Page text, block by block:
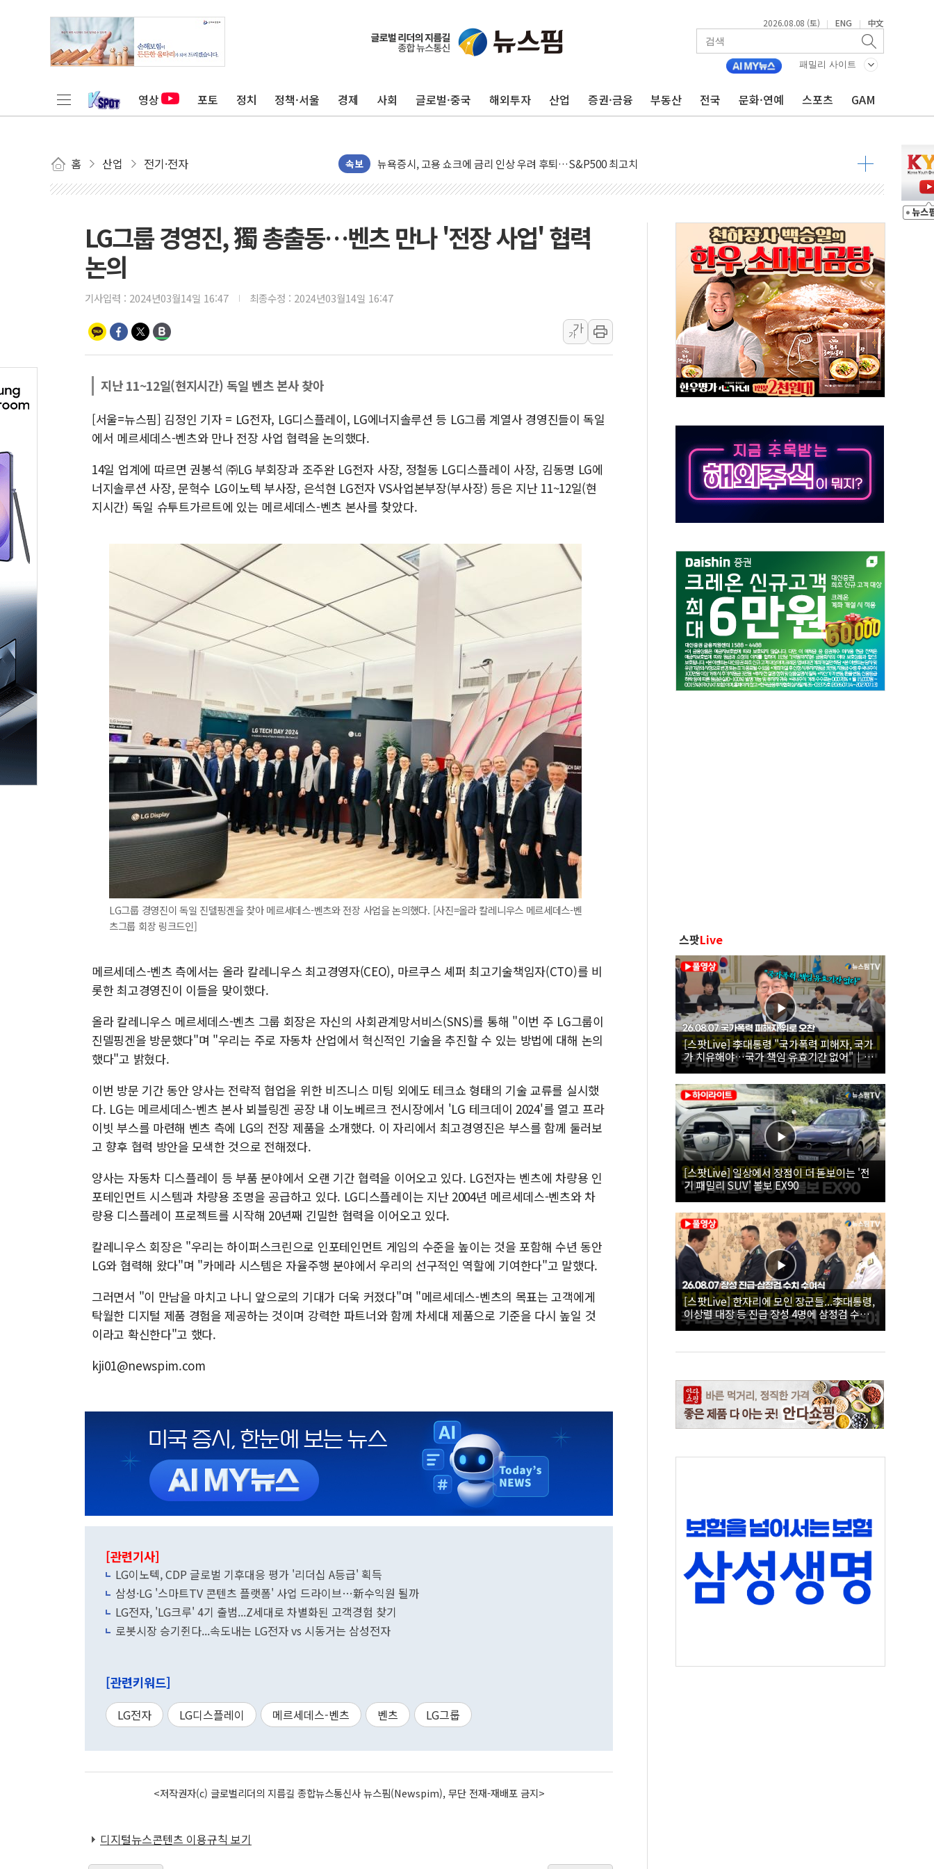
2026.08.08 (토) | ENG | 中文
패밀리 사이트
영상 포토 정치 정책·서울 경제 사회 글로벌·중국 해외투자 산업 증권·금융 부동산 전국 문화·연예 스포츠 GAM
홈 산업 전기·전자 속보
민주, 오늘 제주·인천 경선 결과 발표...'김민석 재역전 vs 정청래 격차 확대'
트럼프, 쿡 연준 이사 해임 재추진…"26일까지 의혹 소명" 요구
유럽증시, 美 고용 예상 밖 부진에 연준 금리 인상 가능성 낮아지며 상승… STOXX 600 지수는 나흘 연속 최고치
[종합] 이슬람 수니파 3국, '공동방위협정' 체결… 이스라엘·이란 위협에 맞설 자체 억지력 강화
트럼프, 백신·자폐증 행정명령 검토…"이르면 다음 주"
이란 핵심 원유 수출항 '하르그섬', 최근 1주일 이상 '올스톱'… 美 해상봉쇄 영향
[AI MY 뉴스] 뉴욕 반도체주 프리뷰...美 고용 쇼크에 반도체주 '활짝'
뉴욕증시 프리뷰, 美 고용 쇼크에 금리 인상 우려 후퇴…나스닥 선물 1%대 상승
뉴욕증시 개장 전 특징주...아틀라시안·클라우드플레어·태양광주↑ VS 트레이드데스크·웬디스↓
특정 정치인 측근 포항시 정책특보 내정설...포항시 '시끌'
李 "해남 태양광, 대한민국 다음 100년 밑거름…수도권 집중 완화 전환점"
LG그룹 경영진, 獨 총출동…벤츠 만나 '전장 사업' 협력
논의
기사입력 : 2024년03월14일 16:47 최종수정 : 2024년03월14일 16:47
가
가
지난 11~12일(현지시간) 독일 벤츠 본사 찾아
[서울=뉴스핌] 김정인 기자 = LG전자, LG디스플레이, LG에너지솔루션 등 LG그룹 계열사 경영진들이 독일
에서 메르세데스-벤츠와 만나 전장 사업 협력을 논의했다.
14일 업계에 따르면 권봉석 ㈜LG 부회장과 조주완 LG전자 사장, 정철동 LG디스플레이 사장, 김동명 LG에
너지솔루션 사장, 문혁수 LG이노텍 부사장, 은석현 LG전자 VS사업본부장(부사장) 등은 지난 11~12일(현
지시간) 독일 슈투트가르트에 있는 메르세데스-벤츠 본사를 찾았다.
LG그룹 경영진이 독일 진델핑겐을 찾아 메르세데스-벤츠와 전장 사업을 논의했다. [사진=올라 칼레니우스 메르세데스-벤
츠그룹 회장 링크드인]
메르세데스-벤츠 측에서는 올라 칼레니우스 최고경영자(CEO), 마르쿠스 셰퍼 최고기술책임자(CTO)를 비
롯한 최고경영진이 이들을 맞이했다.
올라 칼레니우스 메르세데스-벤츠 그룹 회장은 자신의 사회관계망서비스(SNS)를 통해 "이번 주 LG그룹이
진델핑겐을 방문했다"며 "우리는 주로 자동차 산업에서 혁신적인 기술을 추진할 수 있는 방법에 대해 논의
했다"고 밝혔다.
이번 방문 기간 동안 양사는 전략적 협업을 위한 비즈니스 미팅 외에도 테크쇼 형태의 기술 교류를 실시했
다. LG는 메르세데스-벤츠 본사 뵈블링겐 공장 내 이노베르크 전시장에서 'LG 테크데이 2024'를 열고 프라
이빗 부스를 마련해 벤츠 측에 LG의 전장 제품을 소개했다. 이 자리에서 최고경영진은 부스를 함께 둘러보
고 향후 협력 방안을 모색한 것으로 전해졌다.
양사는 자동차 디스플레이 등 부품 분야에서 오랜 기간 협력을 이어오고 있다. LG전자는 벤츠에 차량용 인
포테인먼트 시스템과 차량용 조명을 공급하고 있다. LG디스플레이는 지난 2004년 메르세데스-벤츠와 차
량용 디스플레이 프로젝트를 시작해 20년째 긴밀한 협력을 이어오고 있다.
칼레니우스 회장은 "우리는 하이퍼스크린으로 인포테인먼트 게임의 수준을 높이는 것을 포함해 수년 동안
LG와 협력해 왔다"며 "카메라 시스템은 자율주행 분야에서 우리의 선구적인 역할에 기여한다"고 말했다.
그러면서 "이 만남을 마치고 나니 앞으로의 기대가 더욱 커졌다"며 "메르세데스-벤츠의 목표는 고객에게
탁월한 디지털 제품 경험을 제공하는 것이며 강력한 파트너와 함께 차세대 제품으로 기준을 다시 높일 것
이라고 확신한다"고 했다.
kji01@newspim.com
[관련기사]
LG이노텍, CDP 글로벌 기후대응 평가 '리더십 A등급' 획득
삼성·LG '스마트TV 콘텐츠 플랫폼' 사업 드라이브…新수익원 될까
LG전자, 'LG크루' 4기 출범...Z세대로 차별화된 고객경험 찾기
로봇시장 승기쥔다...속도내는 LG전자 vs 시동거는 삼성전자
[관련키워드]
LG전자 LG디스플레이 메르세데스-벤츠 벤츠 LG그룹
<저작권자(c) 글로벌리더의 지름길 종합뉴스통신사 뉴스핌(Newspim), 무단 전재-재배포 금지>
디지털뉴스콘텐츠 이용규칙 보기
스팟Live
[스팟Live] 李대통령 "국가폭력 피해자, 국가
가 치유해야…국가 책임 유효기간 없어"｜
26.08.07 국가폭력 피해자 위로 오찬
[스팟Live] 일상에서 장점이 더 돋보이는 '전
기 패밀리 SUV' 볼보 EX90
[스팟Live] 한자리에 모인 장군들...李대통령,
이상렬 대장 등 진급 장성 4명에 삼정검 수치
직접 수여｜26.08.07 장성 진급·삼정검 수치